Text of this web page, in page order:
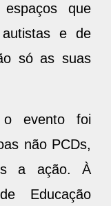
que
e de
só as suas
o evento foi
não PCDs,
a ação. À
Educação